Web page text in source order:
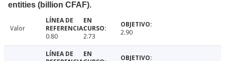
entities (billion CFAF).
Valor
0.80
2.73 2.90